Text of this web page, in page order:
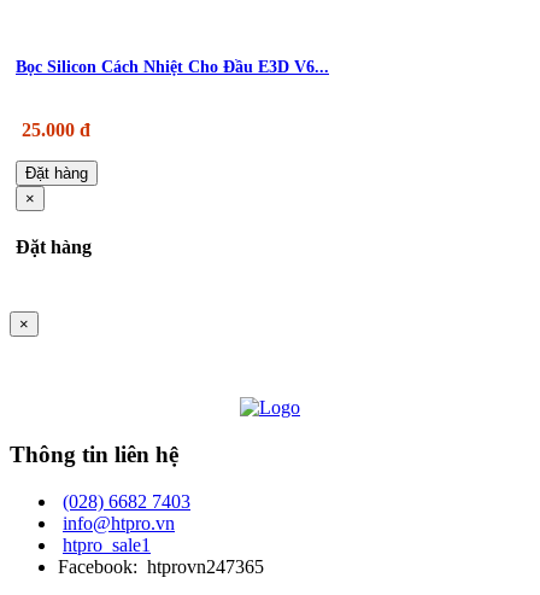
Bọc Silicon Cách Nhiệt Cho Đầu E3D V6...
25.000 đ
Đặt hàng
×
Đặt hàng
×
Thông tin liên hệ
(028) 6682 7403
info@htpro.vn
htpro_sale1
Facebook: htprovn247365